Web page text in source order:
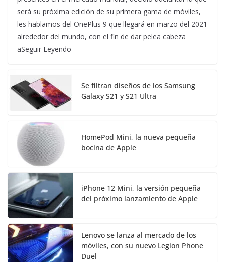
será su próxima edición de su primera gama de móviles,
les hablamos del OnePlus 9 que llegará en marzo del 2021
alrededor del mundo, con el fin de dar pelea cabeza
aSeguir Leyendo
Se filtran diseños de los Samsung
Galaxy S21 y S21 Ultra
HomePod Mini, la nueva pequeña
bocina de Apple
iPhone 12 Mini, la versión pequeña
del próximo lanzamiento de Apple
Lenovo se lanza al mercado de los
móviles, con su nuevo Legion Phone
Duel